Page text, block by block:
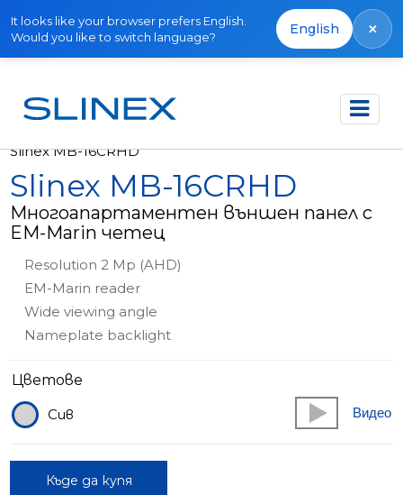
It looks like your browser prefers English.
Would you like to switch language?
English ×
Начало Продукти
Slinex MB-16CRHD
Slinex MB-16CRHD
Многоапартаментен външен панел с
EM-Marin четец
Resolution 2 Mp (AHD)
EM-Marin reader
Wide viewing angle
Nameplate backlight
Цветове
Сив
Видео
Къде да купя